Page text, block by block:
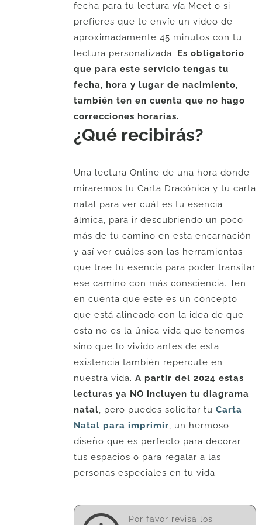
fecha para tu lectura vía Meet o si
prefieres que te envíe un video de
aproximadamente 45 minutos con tu
lectura personalizada. Es obligatorio
que para este servicio tengas tu
fecha, hora y lugar de nacimiento,
también ten en cuenta que no hago
correcciones horarias.
¿Qué recibirás?
Una lectura Online de una hora donde
miraremos tu Carta Dracónica y tu carta
natal para ver cuál es tu esencia
álmica, para ir descubriendo un poco
más de tu camino en esta encarnación
y así ver cuáles son las herramientas
que trae tu esencia para poder transitar
ese camino con más consciencia. Ten
en cuenta que este es un concepto
que está alineado con la idea de que
esta no es la única vida que tenemos
sino que lo vivido antes de esta
existencia también repercute en
nuestra vida. A partir del 2024 estas
lecturas ya NO incluyen tu diagrama
natal, pero puedes solicitar tu Carta
Natal para imprimir, un hermoso
diseño que es perfecto para decorar
tus espacios o para regalar a las
personas especiales en tu vida.
Por favor revisa los